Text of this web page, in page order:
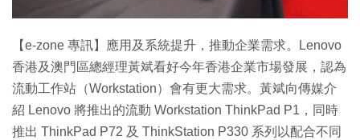
【e-zone 專訊】應用及系統提升，推動企業需求。Lenovo
香港及澳門區總經理黃斌看好今年香港企業市場發展，認為
流動工作站（Workstation）會有更大需求。黃斌向傳媒介
紹 Lenovo 將推出的流動 Workstation ThinkPad P1，同時
推出 ThinkPad P72 及 ThinkStation P330 系列以配合不同